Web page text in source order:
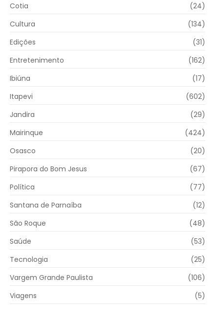
Cotia
(24)
Cultura
(134)
Edições
(31)
Entretenimento
(162)
Ibiúna
(17)
Itapevi
(602)
Jandira
(29)
Mairinque
(424)
Osasco
(20)
Pirapora do Bom Jesus
(67)
Política
(77)
Santana de Parnaíba
(12)
São Roque
(48)
Saúde
(53)
Tecnologia
(25)
Vargem Grande Paulista
(106)
Viagens
(5)